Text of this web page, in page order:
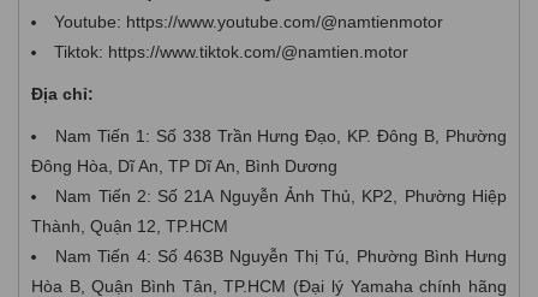
Youtube: https://www.youtube.com/@namtienmotor
Tiktok: https://www.tiktok.com/@namtien.motor
Địa chỉ:
Nam Tiến 1: Số 338 Trần Hưng Đạo, KP. Đông B, Phường
Đông Hòa, Dĩ An, TP Dĩ An, Bình Dương
Nam Tiến 2: Số 21A Nguyễn Ảnh Thủ, KP2, Phường Hiệp
Thành, Quận 12, TP.HCM
Nam Tiến 4: Số 463B Nguyễn Thị Tú, Phường Bình Hưng
Hòa B, Quận Bình Tân, TP.HCM (Đại lý Yamaha chính hãng